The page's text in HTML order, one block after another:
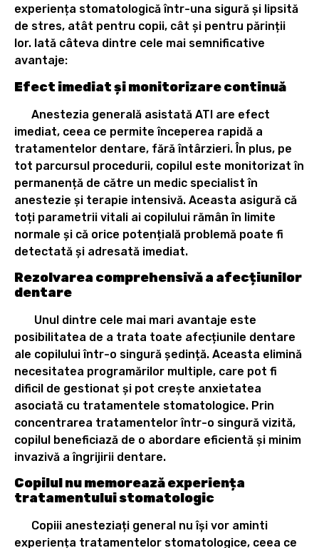
experiența stomatologică într-una sigură și lipsită
de stres, atât pentru copii, cât și pentru părinții
lor. Iată câteva dintre cele mai semnificative
avantaje:
Efect imediat și monitorizare continuă
Anestezia generală asistată ATI are efect
imediat, ceea ce permite începerea rapidă a
tratamentelor dentare, fără întârzieri. În plus, pe
tot parcursul procedurii, copilul este monitorizat în
permanență de către un medic specialist în
anestezie și terapie intensivă. Aceasta asigură că
toți parametrii vitali ai copilului rămân în limite
normale și că orice potențială problemă poate fi
detectată și adresată imediat.
Rezolvarea comprehensivă a afecțiunilor
dentare
Unul dintre cele mai mari avantaje este
posibilitatea de a trata toate afecțiunile dentare
ale copilului într-o singură ședință. Aceasta elimină
necesitatea programărilor multiple, care pot fi
dificil de gestionat și pot crește anxietatea
asociată cu tratamentele stomatologice. Prin
concentrarea tratamentelor într-o singură vizită,
copilul beneficiază de o abordare eficientă și minim
invazivă a îngrijirii dentare.
Copilul nu memorează experiența
tratamentului stomatologic
Copiii anesteziați general nu își vor aminti
experiența tratamentelor stomatologice, ceea ce